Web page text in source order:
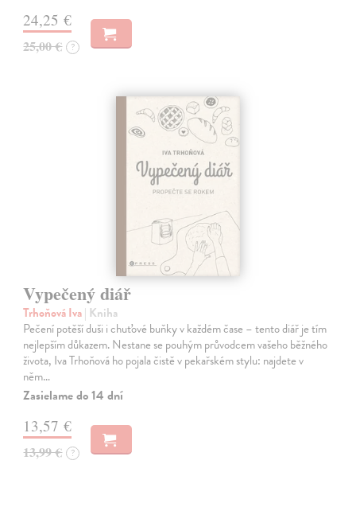
24,25 €
25,00 € ?
Vypečený diář
Trhoňová Iva| Kniha
Pečení potěší duši i chuťové buňky v každém čase – tento diář je tím
nejlepším důkazem. Nestane se pouhým průvodcem vašeho běžného
života, Iva Trhoňová ho pojala čistě v pekařském stylu: najdete v
něm…
Zasielame do 14 dní
13,57 €
13,99 € ?